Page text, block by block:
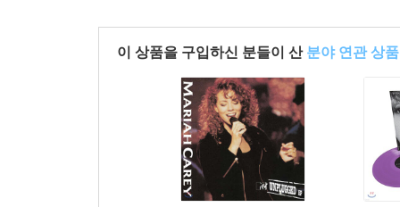
이 상품을 구입하신 분들이 산 분야 연관 상품